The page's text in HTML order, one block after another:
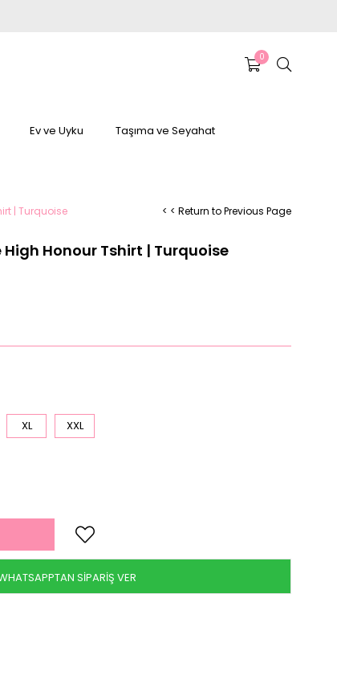
0
Ev ve Uyku Taşıma ve Seyahat
| Turquoise < < Return to Previous Page
Honour Tshirt | Turquoise
XL XXL
SİPARİŞ VER